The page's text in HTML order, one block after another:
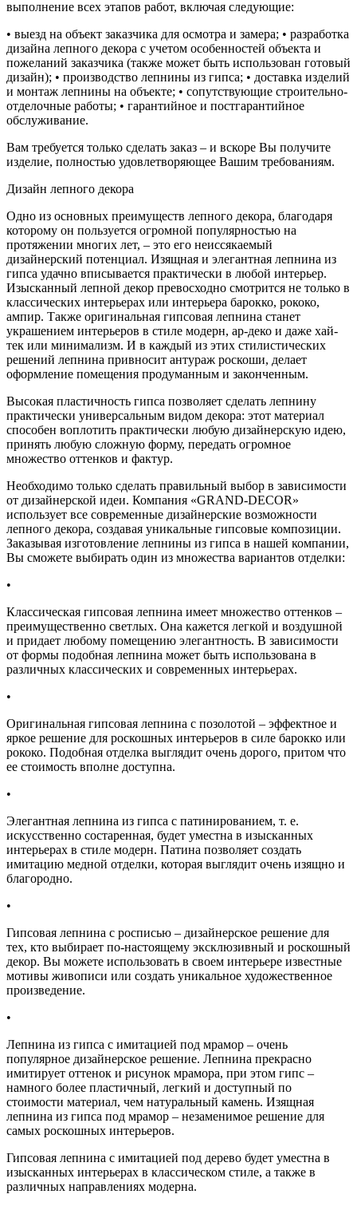
выполнение всех этапов работ, включая следующие:
• выезд на объект заказчика для осмотра и замера; • разработка
дизайна лепного декора с учетом особенностей объекта и
пожеланий заказчика (также может быть использован готовый
дизайн); • производство лепнины из гипса; • доставка изделий
и монтаж лепнины на объекте; • сопутствующие строительно-
отделочные работы; • гарантийное и постгарантийное
обслуживание.
Вам требуется только сделать заказ – и вскоре Вы получите
изделие, полностью удовлетворяющее Вашим требованиям.
Дизайн лепного декора
Одно из основных преимуществ лепного декора, благодаря
которому он пользуется огромной популярностью на
протяжении многих лет, – это его неиссякаемый
дизайнерский потенциал. Изящная и элегантная лепнина из
гипса удачно вписывается практически в любой интерьер.
Изысканный лепной декор превосходно смотрится не только в
классических интерьерах или интерьера барокко, рококо,
ампир. Также оригинальная гипсовая лепнина станет
украшением интерьеров в стиле модерн, ар-деко и даже хай-
тек или минимализм. И в каждый из этих стилистических
решений лепнина привносит антураж роскоши, делает
оформление помещения продуманным и законченным.
Высокая пластичность гипса позволяет сделать лепнину
практически универсальным видом декора: этот материал
способен воплотить практически любую дизайнерскую идею,
принять любую сложную форму, передать огромное
множество оттенков и фактур.
Необходимо только сделать правильный выбор в зависимости
от дизайнерской идеи. Компания «GRAND-DECOR»
использует все современные дизайнерские возможности
лепного декора, создавая уникальные гипсовые композиции.
Заказывая изготовление лепнины из гипса в нашей компании,
Вы сможете выбирать один из множества вариантов отделки:
•
Классическая гипсовая лепнина имеет множество оттенков –
преимущественно светлых. Она кажется легкой и воздушной
и придает любому помещению элегантность. В зависимости
от формы подобная лепнина может быть использована в
различных классических и современных интерьерах.
•
Оригинальная гипсовая лепнина с позолотой – эффектное и
яркое решение для роскошных интерьеров в силе барокко или
рококо. Подобная отделка выглядит очень дорого, притом что
ее стоимость вполне доступна.
•
Элегантная лепнина из гипса с патинированием, т. е.
искусственно состаренная, будет уместна в изысканных
интерьерах в стиле модерн. Патина позволяет создать
имитацию медной отделки, которая выглядит очень изящно и
благородно.
•
Гипсовая лепнина с росписью – дизайнерское решение для
тех, кто выбирает по-настоящему эксклюзивный и роскошный
декор. Вы можете использовать в своем интерьере известные
мотивы живописи или создать уникальное художественное
произведение.
•
Лепнина из гипса с имитацией под мрамор – очень
популярное дизайнерское решение. Лепнина прекрасно
имитирует оттенок и рисунок мрамора, при этом гипс –
намного более пластичный, легкий и доступный по
стоимости материал, чем натуральный камень. Изящная
лепнина из гипса под мрамор – незаменимое решение для
самых роскошных интерьеров.
Гипсовая лепнина с имитацией под дерево будет уместна в
изысканных интерьерах в классическом стиле, а также в
различных направлениях модерна.